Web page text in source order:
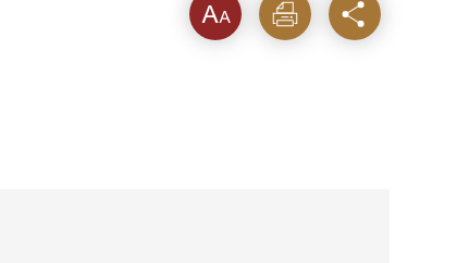
字級 列印 分享